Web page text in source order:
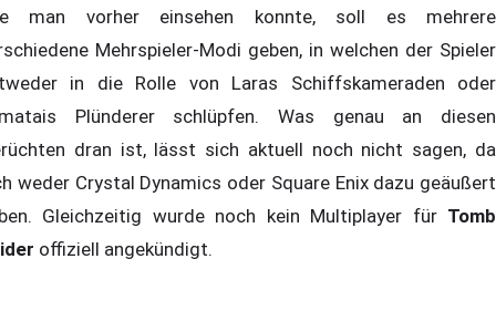
man vorher einsehen konnte, soll es mehrere
Mehrspieler-Modi geben, in welchen der Spieler
in die Rolle von Laras Schiffskameraden oder
Plünderer schlüpfen. Was genau an diesen
dran ist, lässt sich aktuell noch nicht sagen, da
weder Crystal Dynamics oder Square Enix dazu geäußert
Gleichzeitig wurde noch kein Multiplayer für Tomb
offiziell angekündigt.